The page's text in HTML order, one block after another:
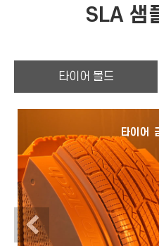
SLA 샘
타이어 몰드
타이어
Previous